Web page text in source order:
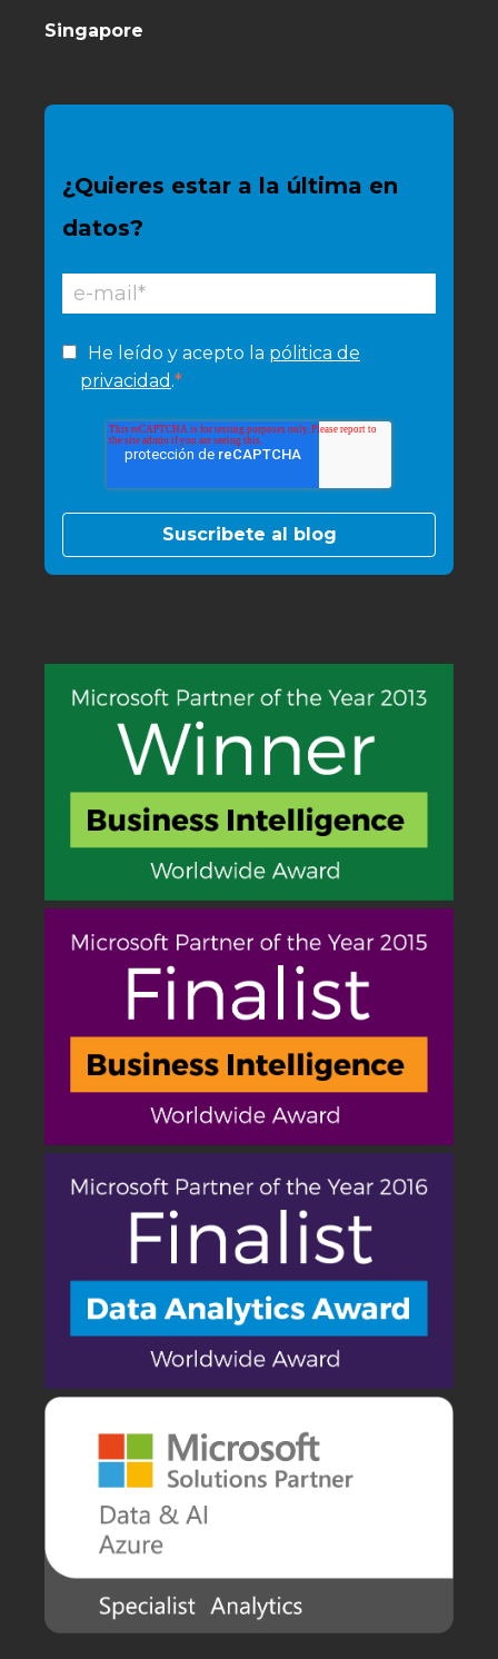
Singapore
¿Quieres estar a la última en
datos?
He leído y acepto la pólitica de
privacidad .*